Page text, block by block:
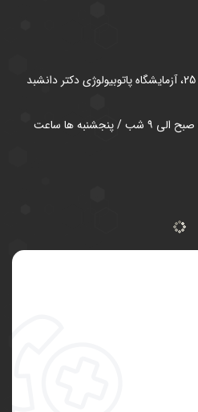
شنبه تا چهارشنبه ساعت 5:30 صبح الی ۹ شب / پنجشنبه ها ساعت